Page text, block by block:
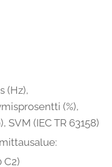
(Hz),
(%),
SVM (IEC TR 63158)
C2)